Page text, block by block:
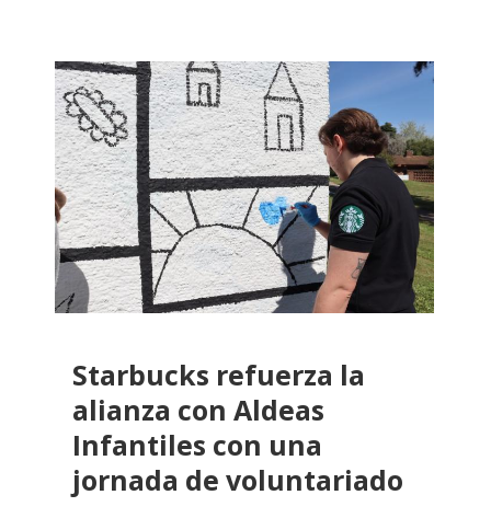
Starbucks refuerza la
alianza con Aldeas
Infantiles con una
jornada de voluntariado